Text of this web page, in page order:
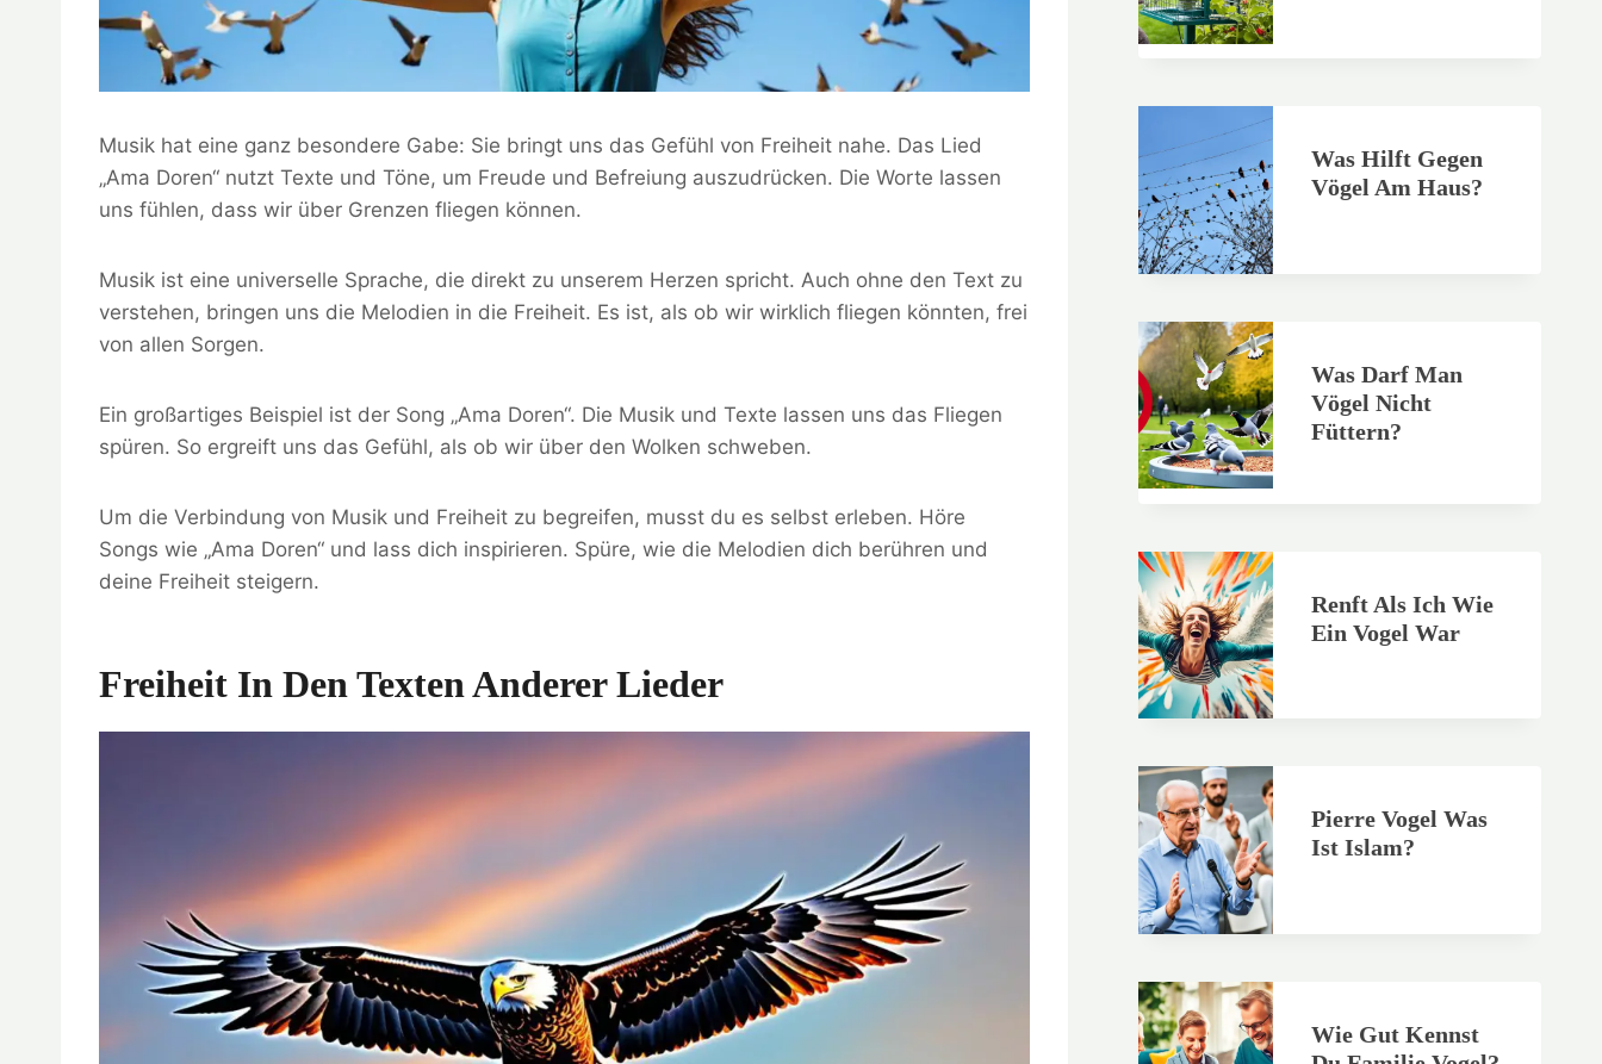
Musik hat eine ganz besondere Gabe: Sie bringt uns das Gefühl von Freiheit nahe. Das Lied
„Ama Doren“ nutzt Texte und Töne, um Freude und Befreiung auszudrücken. Die Worte lassen
uns fühlen, dass wir über Grenzen fliegen können.
Musik ist eine universelle Sprache, die direkt zu unserem Herzen spricht. Auch ohne den Text zu
verstehen, bringen uns die Melodien in die Freiheit. Es ist, als ob wir wirklich fliegen könnten, frei
von allen Sorgen.
Ein großartiges Beispiel ist der Song „Ama Doren“. Die Musik und Texte lassen uns das Fliegen
spüren. So ergreift uns das Gefühl, als ob wir über den Wolken schweben.
Um die Verbindung von Musik und Freiheit zu begreifen, musst du es selbst erleben. Höre
Songs wie „Ama Doren“ und lass dich inspirieren. Spüre, wie die Melodien dich berühren und
deine Freiheit steigern.
Freiheit In Den Texten Anderer Lieder
Was Hilft Gegen
Vögel Am Haus?
Was Darf Man
Vögel Nicht
Füttern?
Renft Als Ich Wie
Ein Vogel War
Pierre Vogel Was
Ist Islam?
Wie Gut Kennst